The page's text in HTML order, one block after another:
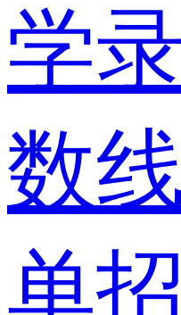
学
数线
单